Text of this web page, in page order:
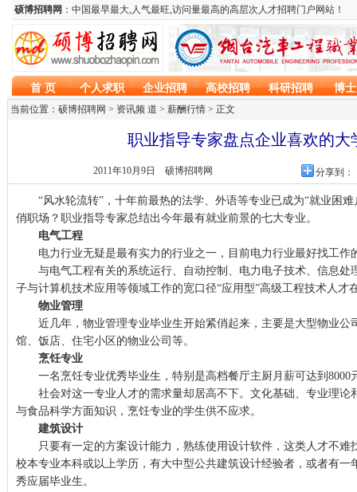
当前位置：硕博招聘网 > 资讯频 道 > 薪酬行情 > 正文
职业指导专家盘点企业喜欢的大
2011年10月9日 硕博招聘网 分享到：
“风水轮流转”，十年前最热的法学、外语等专业已成为“就业困难
俏职场？职业指导专家总结出今年最有就业前景的七大专业。
电气工程
电力行业无疑是最有实力的行业之一，目前电力行业最好找工作
与电气工程有关的系统运行、自动控制、电力电子技术、信息处
子与计算机技术应用等领域工作的宽口径“应用型”高级工程技术人才
物业管理
近几年，物业管理专业毕业生开始紧俏起来，主要是大型物业公
馆、饭店、住宅小区的物业公司等。
烹饪专业
一名烹饪专业优秀毕业生，特别是高档餐厅主厨月薪可达到8000
社会对这一专业人才的需求量却居高不下。文化基础、专业理论
与食品科学方面知识，烹饪专业的学生供不应求。
建筑设计
只要有一定的方案设计能力，熟练使用设计软件，这类人才不难
校本专业本科或以上学历，有大中型公共建筑设计经验者，或者有一
秀应届毕业生。